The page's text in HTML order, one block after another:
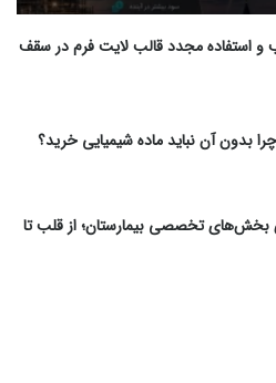
استفاده مجدد قالب لایت فرم در سقف
تخصصی بیمارستان؛ از قلب تا